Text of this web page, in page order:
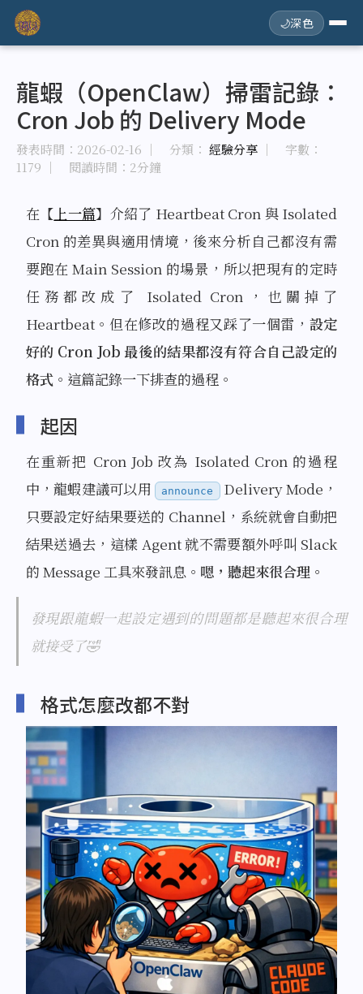
🌙深色
龍蝦（OpenClaw）掃雷記錄：
Cron Job 的 Delivery Mode
發表時間： 2026-02-16 ｜ 分類： 經驗分享 ｜ 字數：
1179 ｜ 閱讀時間：2分鐘
在【 上一篇】介紹了 Heartbeat Cron 與 Isolated
Cron 的差異與適用情境，後來分析自己都沒有需
要跑在 Main Session 的場景，所以把現有的定時
任務都改成了 Isolated Cron，也關掉了
Heartbeat。但在修改的過程又踩了一個雷， 設定
好的 Cron Job 最後的結果都沒有符合自己設定的
格式。這篇記錄一下排查的過程。
起因
在重新把 Cron Job 改為 Isolated Cron 的過程
中，龍蝦建議可以用 announce
Delivery Mode，
只要設定好結果要送的 Channel，系統就會自動把
結果送過去，這樣 Agent 就不需要額外呼叫 Slack
的 Message 工具來發訊息。 嗯，聽起來很合理。
發現跟龍蝦一起設定遇到的問題都是聽起來很合理
就接受了🤣
格式怎麼改都不對